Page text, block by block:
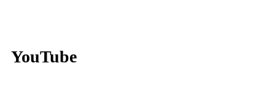
YouTube